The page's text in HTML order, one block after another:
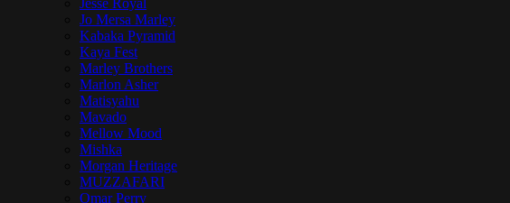
Jesse Royal
Jo Mersa Marley
Kabaka Pyramid
Kaya Fest
Marley Brothers
Marlon Asher
Matisyahu
Mavado
Mellow Mood
Mishka
Morgan Heritage
MUZZAFARI
Omar Perry